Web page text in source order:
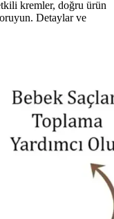
kremler, doğru ürün
Detaylar ve